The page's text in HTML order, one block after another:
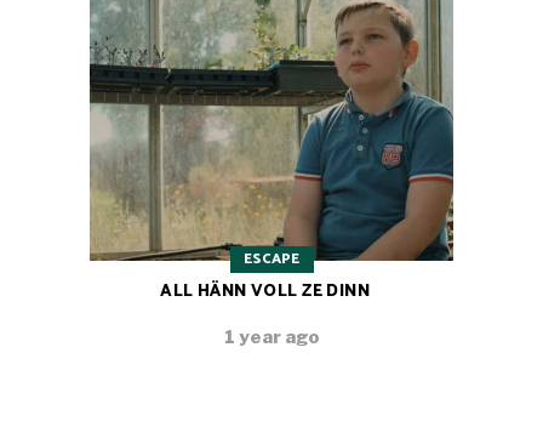
ESCAPE
ALL HÄNN VOLL ZE DINN
1 year ago